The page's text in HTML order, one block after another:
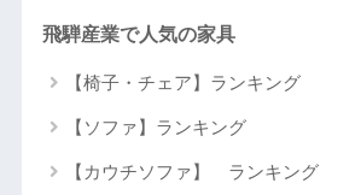
飛騨産業で人気の家具
【椅子・チェア】ランキング
【ソファ】ランキング
【カウチソファ】 ランキング